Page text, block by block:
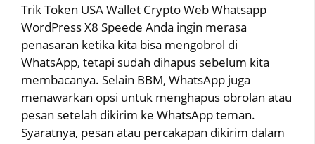
Trik Token USA Wallet Crypto Web Whatsapp
WordPress X8 Speede Anda ingin merasa
penasaran ketika kita bisa mengobrol di
WhatsApp, tetapi sudah dihapus sebelum kita
membacanya. Selain BBM, WhatsApp juga
menawarkan opsi untuk menghapus obrolan atau
pesan setelah dikirim ke WhatsApp teman.
Syaratnya, pesan atau percakapan dikirim dalam